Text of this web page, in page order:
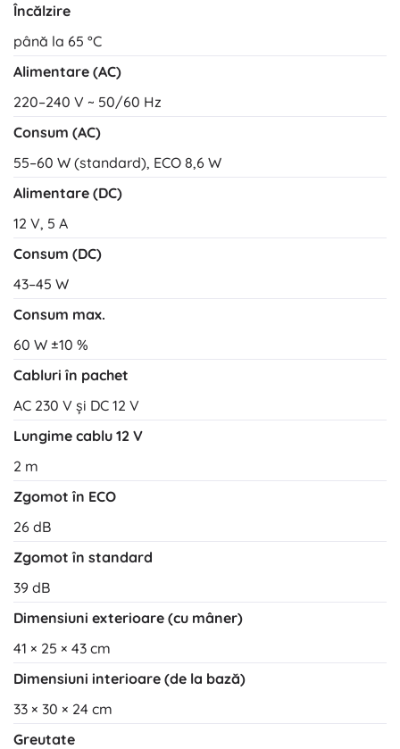
Încălzire
până la 65 °C
Alimentare (AC)
220–240 V ~ 50/60 Hz
Consum (AC)
55–60 W (standard), ECO 8,6 W
Alimentare (DC)
12 V, 5 A
Consum (DC)
43–45 W
Consum max.
60 W ±10 %
Cabluri în pachet
AC 230 V și DC 12 V
Lungime cablu 12 V
2 m
Zgomot în ECO
26 dB
Zgomot în standard
39 dB
Dimensiuni exterioare (cu mâner)
41 × 25 × 43 cm
Dimensiuni interioare (de la bază)
33 × 30 × 24 cm
Greutate